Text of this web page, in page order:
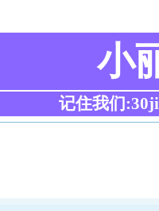
小
记住我们